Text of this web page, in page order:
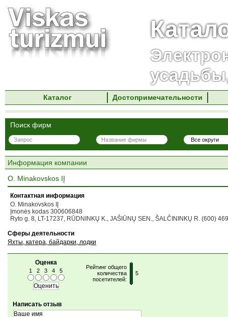
Каталог Достопримечательности
Поиск фирм
Информация компании
O. Minakovskos IĮ
Контактная информация
O. Minakovskos IĮ
Įmonės kodas 300606848
Ryto g. 8, LT-17237, RŪDNINKŲ K., JAŠIŪNŲ SEN., ŠALČININKŲ R. (600)
Сферы деятельности
Яхты, катера, байдарки, лодки
Оценка
1 2 3 4 5
Рейтинг общего
количества
посетителей:
5
Написать отзыв